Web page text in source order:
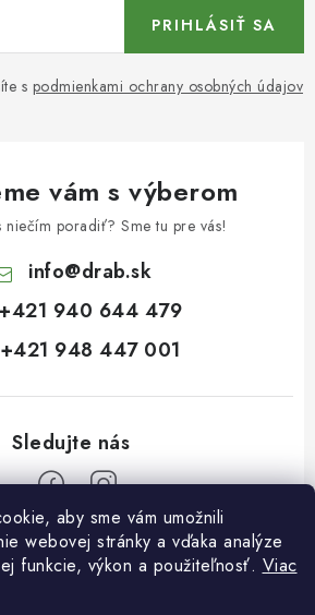
aby sme vám umožnili
webovej stránky a vďaka analýze
funkcie, výkon a použiteľnosť. Viac
s podmienkami ochrany osobných údajov
PRIHLÁSIŤ SA
vám s výberom
niečím poradiť? Sme tu pre vás!
info@drab.sk
+421 940 644 479
+421 948 447 001